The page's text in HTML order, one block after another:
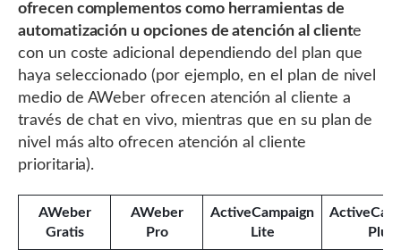
ofrecen complementos como herramientas de
automatización u opciones de atención al cliente
con un coste adicional dependiendo del plan que
haya seleccionado (por ejemplo, en el plan de nivel
medio de AWeber ofrecen atención al cliente a
través de chat en vivo, mientras que en su plan de
nivel más alto ofrecen atención al cliente
prioritaria).
AWeber
Gratis
AWeber
Pro
ActiveCampaign
Lite
Plus